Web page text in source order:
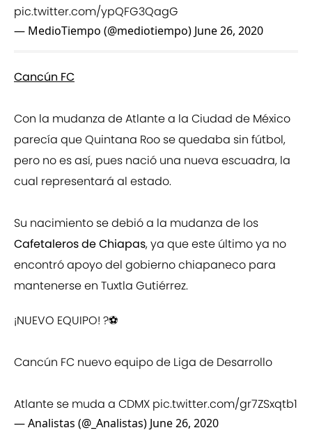
pic.twitter.com/ypQFG3QagG
— MedioTiempo (@mediotiempo) June 26, 2020
Cancún FC
Con la mudanza de Atlante a la Ciudad de México
parecía que Quintana Roo se quedaba sin fútbol,
pero no es así, pues nació una nueva escuadra, la
cual representará al estado.
Su nacimiento se debió a la mudanza de los
Cafetaleros de Chiapas, ya que este último ya no
encontró apoyo del gobierno chiapaneco para
mantenerse en Tuxtla Gutiérrez.
¡NUEVO EQUIPO! ?⚽
Cancún FC nuevo equipo de Liga de Desarrollo
Atlante se muda a CDMX pic.twitter.com/gr7ZSxqtb1
— Analistas (@_Analistas) June 26, 2020